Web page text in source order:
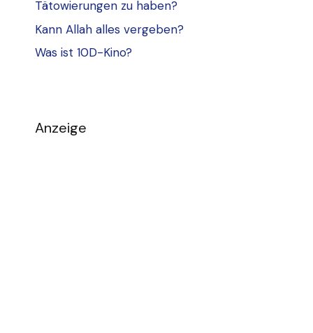
Tätowierungen zu haben?
Kann Allah alles vergeben?
Was ist 10D-Kino?
Anzeige